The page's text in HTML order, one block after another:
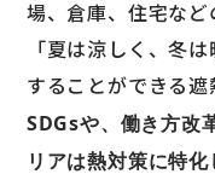
場、倉庫、住宅など
「夏は涼しく、冬
することができる遮
SDGsや、働き方改
リアは熱対策に特化